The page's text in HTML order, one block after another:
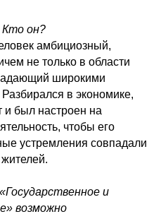
Кто он?
амбициозный,
не только в области
широкими
в экономике,
был настроен на
чтобы его
устремления совпадали
и
возможно